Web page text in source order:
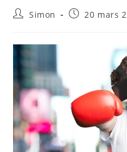
Simon 20 mars